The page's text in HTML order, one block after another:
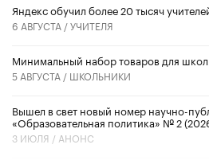
​Яндекс обучил более 20 тысяч
6 АВГУСТА /УЧИТЕЛЯ
Минимальный набор товаров для
5 АВГУСТА / ШКОЛЬНИКИ
Вышел в свет новый номер научно-
«Образовательная политика» № 2
3 ИЮЛЯ / АНОНС